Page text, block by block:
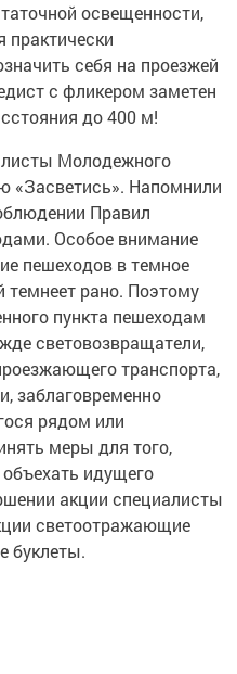
освещенности,
практически
себя на проезжей
с фликером заметен
до 400 м!
Молодежного
«Засветись». Напомнили
Правил
Особое внимание
пешеходов в темное
темнеет рано. Поэтому
пункта пешеходам
световозвращатели,
транспорта,
заблаговременно
рядом или
меры для того,
идущего
акции специалисты
светоотражающие
буклеты.